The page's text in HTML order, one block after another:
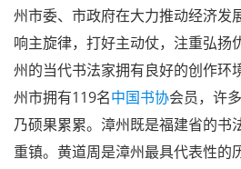
州市委、市政府在大力推动经济发
响主旋律，打好主动仗，注重弘扬
州的当代书法家拥有良好的创作环
州市拥有119名中国书协会员，许
乃硕果累累。漳州既是福建省的书
重镇。黄道周是漳州最具代表性的